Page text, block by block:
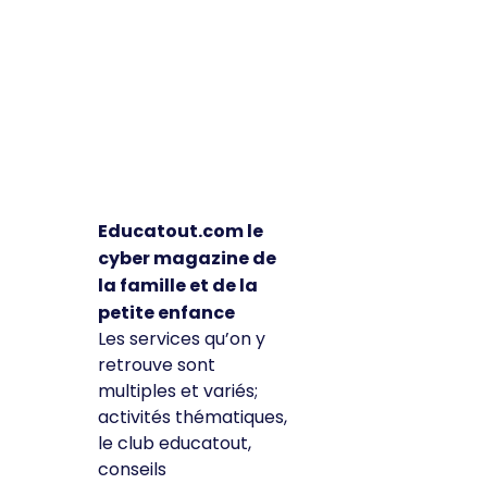
Educatout.com le
cyber magazine de
la famille et de la
petite enfance
Les services qu’on y
retrouve sont
multiples et variés;
activités thématiques,
le club educatout,
conseils